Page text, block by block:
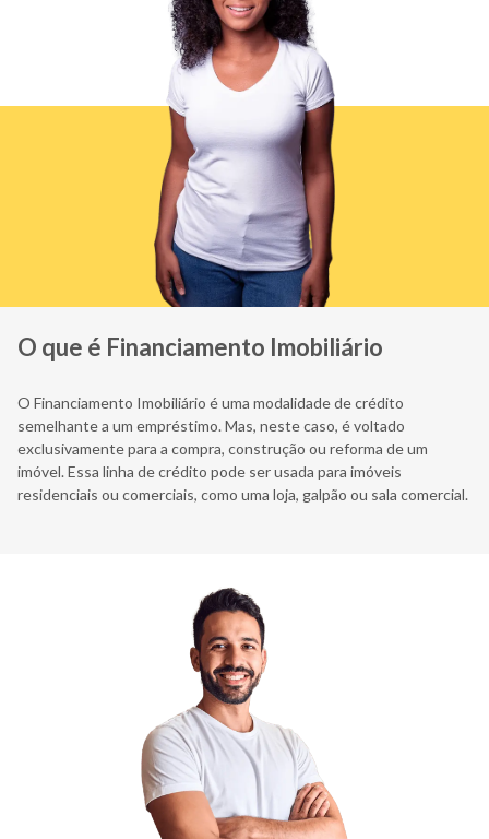
O que é Financiamento Imobiliário
O Financiamento Imobiliário é uma modalidade de crédito
semelhante a um empréstimo. Mas, neste caso, é voltado
exclusivamente para a compra, construção ou reforma de um
imóvel. Essa linha de crédito pode ser usada para imóveis
residenciais ou comerciais, como uma loja, galpão ou sala comercial.